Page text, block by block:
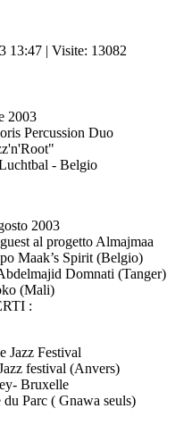
13:47 | Visite: 13082
2003
Percussion Duo
- Belgio
2003
al progetto Almajmaa
Maak’s Spirit (Belgio)
Domnati (Tanger)
(Mali)
:
Jazz Festival
festival (Anvers)
Bruxelle
Parc ( Gnawa seuls)